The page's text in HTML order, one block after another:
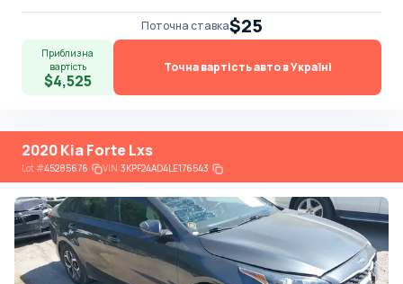
Поточна ставка$25
Приблизна
вартість
$4,525
Точна вартість авто в Україні
2020 Kia Forte Lxs
Lot#45285676 VIN:3KPF24AD4LE176543